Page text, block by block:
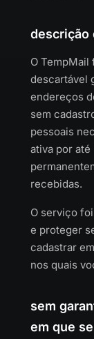
descrição
O
descartável
endereços
sem
pessoais
ativa por
recebidas.
O serviço
e proteger
cadastrar
nos quais
sem
em que